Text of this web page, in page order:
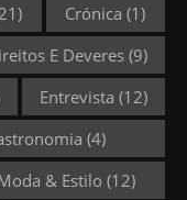
Crónica (1)
E Deveres(9)
Entrevista (12)
(4)
& Estilo (12)